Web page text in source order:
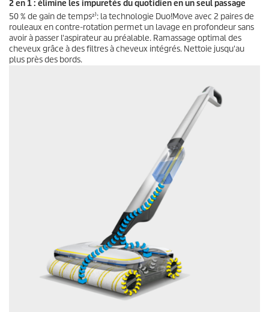
2 en 1 : élimine les impuretés du quotidien en un seul passage
50 % de gain de temps²⁾: la technologie Duo!Move avec 2 paires de
rouleaux en contre-rotation permet un lavage en profondeur sans
avoir à passer l'aspirateur au préalable. Ramassage optimal des
cheveux grâce à des filtres à cheveux intégrés. Nettoie jusqu'au
plus près des bords.